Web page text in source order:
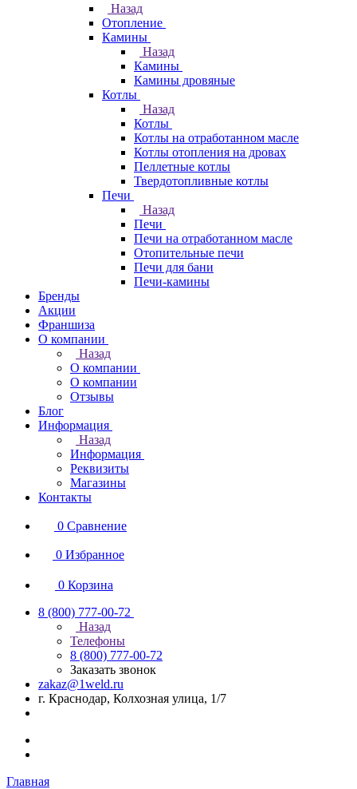
Назад
Отопление
Камины
Назад
Камины
Камины дровяные
Котлы
Назад
Котлы
Котлы на отработанном масле
Котлы отопления на дровах
Пеллетные котлы
Твердотопливные котлы
Печи
Назад
Печи
Печи на отработанном масле
Отопительные печи
Печи для бани
Печи-камины
Бренды
Акции
Франшиза
О компании
Назад
О компании
О компании
Отзывы
Блог
Информация
Назад
Информация
Реквизиты
Магазины
Контакты
0 Сравнение
0 Избранное
0 Корзина
8 (800) 777-00-72
Назад
Телефоны
8 (800) 777-00-72
Заказать звонок
zakaz@1weld.ru
г. Краснодар, Колхозная улица, 1/7
Главная